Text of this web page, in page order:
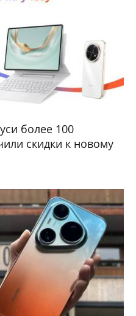
более 100
скидки к новому